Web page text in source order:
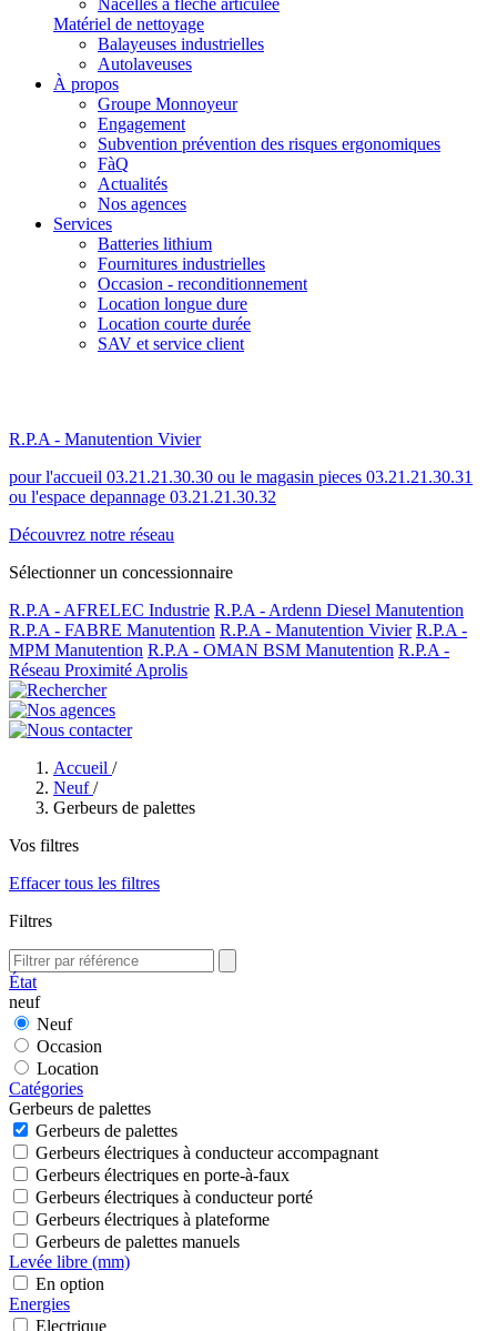
Nacelles à flèche articulée
Matériel de nettoyage
Balayeuses industrielles
Autolaveuses
À propos
Groupe Monnoyeur
Engagement
Subvention prévention des risques ergonomiques
FàQ
Actualités
Nos agences
Services
Batteries lithium
Fournitures industrielles
Occasion - reconditionnement
Location longue dure
Location courte durée
SAV et service client
R.P.A - Manutention Vivier
pour l'accueil 03.21.21.30.30 ou le magasin pieces 03.21.21.30.31
ou l'espace depannage 03.21.21.30.32
Découvrez notre réseau
Sélectionner un concessionnaire
R.P.A - AFRELEC Industrie R.P.A - Ardenn Diesel Manutention
R.P.A - FABRE Manutention R.P.A - Manutention Vivier R.P.A -
MPM Manutention R.P.A - OMAN BSM Manutention R.P.A -
Réseau Proximité Aprolis
Accueil /
Neuf /
Gerbeurs de palettes
Vos filtres
Effacer tous les filtres
Filtres
État
neuf
Neuf
Occasion
Location
Catégories
Gerbeurs de palettes
Gerbeurs de palettes
Gerbeurs électriques à conducteur accompagnant
Gerbeurs électriques en porte-à-faux
Gerbeurs électriques à conducteur porté
Gerbeurs électriques à plateforme
Gerbeurs de palettes manuels
Levée libre (mm)
En option
Energies
Electrique